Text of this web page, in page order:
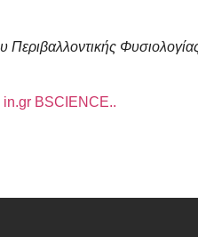
Περιβαλλοντικής
in.gr BSCIENCE..